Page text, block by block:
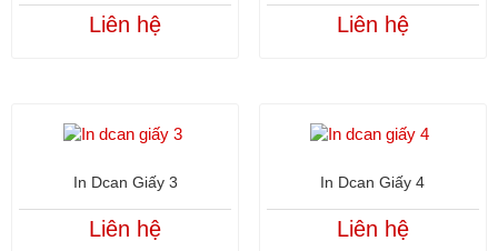
Liên hệ Liên hệ
In Dcan Giấy 3
Liên hệ
In Dcan Giấy 4
Liên hệ